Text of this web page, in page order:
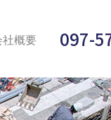
社概要 097-